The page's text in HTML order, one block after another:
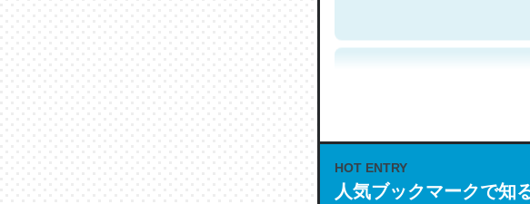
HOT ENTRY
人気ブックマークで知